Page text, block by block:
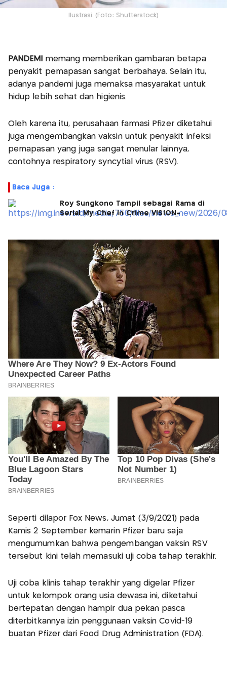
Ilustrasi. (Foto: Shutterstock)
PANDEMI memang memberikan gambaran betapa
penyakit pernapasan sangat berbahaya. Selain itu,
adanya pandemi juga memaksa masyarakat untuk
hidup lebih sehat dan higienis.
Oleh karena itu, perusahaan farmasi Pfizer diketahui
juga mengembangkan vaksin untuk penyakit infeksi
pernapasan yang juga sangat menular lainnya,
contohnya respiratory syncytial virus (RSV).
Baca Juga :
Roy Sungkono Tampil sebagai Rama di
Serial My Chef in Crime VISION+
Seperti dilapor Fox News, Jumat (3/9/2021) pada
Kamis 2 September kemarin Pfizer baru saja
mengumumkan bahwa pengembangan vaksin RSV
tersebut kini telah memasuki uji coba tahap terakhir.
Uji coba klinis tahap terakhir yang digelar Pfizer
untuk kelompok orang usia dewasa ini, diketahui
bertepatan dengan hampir dua pekan pasca
diterbitkannya izin penggunaan vaksin Covid-19
buatan Pfizer dari Food Drug Administration (FDA).